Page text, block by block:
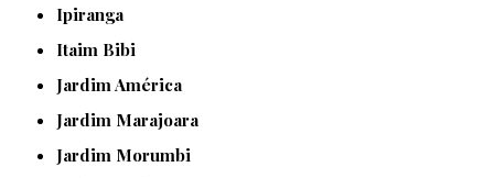
Ipiranga
Itaim Bibi
Jardim América
Jardim Marajoara
Jardim Morumbi